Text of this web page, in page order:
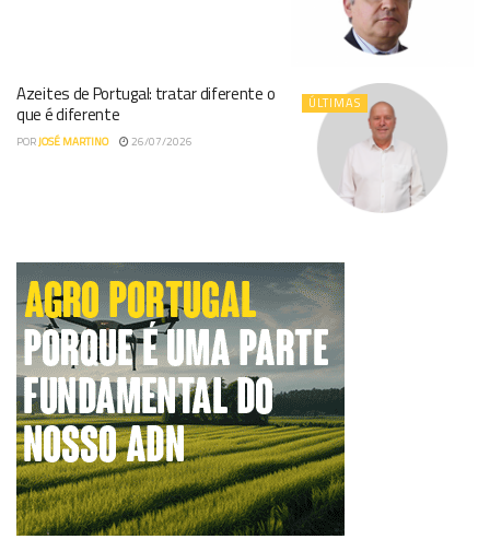
ÚLTIMAS
Azeites de Portugal: tratar diferente o
que é diferente
PORJOSÉ MARTINO 26/07/2026